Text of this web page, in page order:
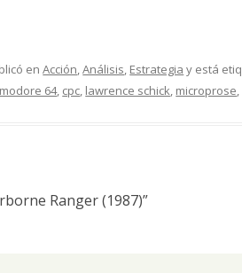
enAcción,Análisis, Estrategia y está
64, cpc, lawrence schick, microprose,
Ranger (1987)”